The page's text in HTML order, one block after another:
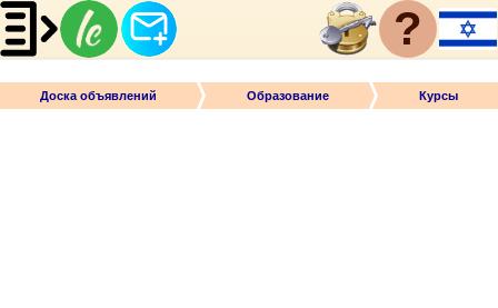
?
Доска объявлений Образование Курсы